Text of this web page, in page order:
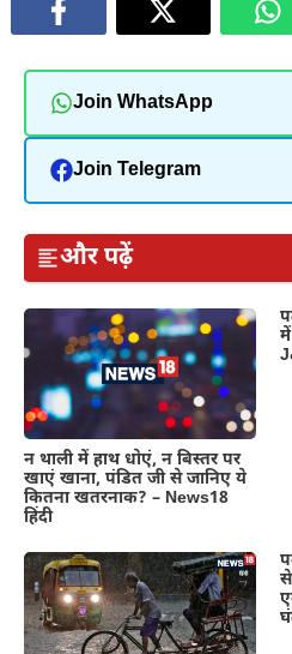
Join WhatsApp
Join Telegram
और पढ़ें
न थाली में हाथ धोएं, न बिस्तर पर
खाएं खाना, पंडित जी से जानिए ये
कितना खतरनाक? – News18
हिंदी